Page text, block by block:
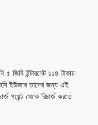
৫ জিবি ইন্টারনেট ১১৪ টাকায়
ইউজার তাদের জন্য এই
পয়েন্ট থেকে রিচার্জ করতে